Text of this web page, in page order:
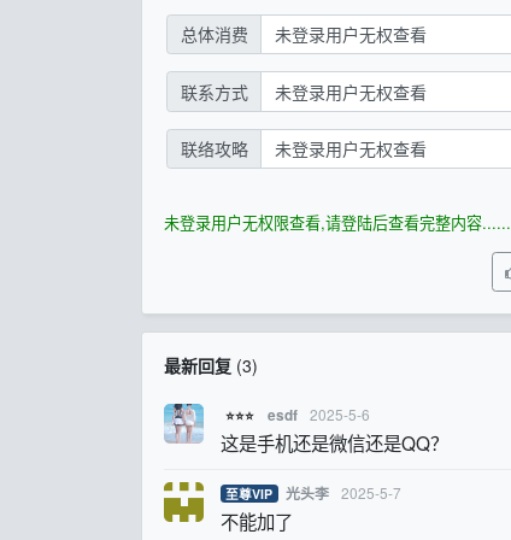
总体消费 未登录用户无权查看
联系方式 未登录用户无权查看
联络攻略 未登录用户无权查看
未登录用户无权限查看,请登陆后查看完整内容......
最新回复(3)
⭐⭐⭐ esdf 2025-5-6
这是手机还是微信还是QQ？
至尊VIP 光头李 2025-5-7
不能加了